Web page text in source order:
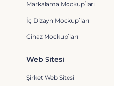
Markalama Mockup՛ları
İç Dizayn Mockup՛ları
Cihaz Mockup՛ları
Web Sitesi
Şirket Web Sitesi